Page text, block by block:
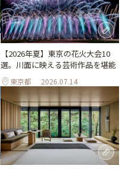
【2026年夏】東京の花火大会10
選。川面に映える芸術作品を堪能
東京都 2026.07.14